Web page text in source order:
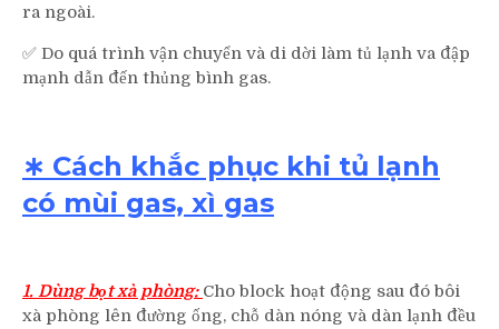
ra ngoài.
✅ Do quá trình vận chuyển và di dời làm tủ lạnh va đập
mạnh dẫn đến thủng bình gas.
∗ Cách khắc phục khi tủ lạnh
có mùi gas, xì gas
1. Dùng bọt xà phòng: Cho block hoạt động sau đó bôi
xà phòng lên đường ống, chỗ dàn nóng và dàn lạnh đều